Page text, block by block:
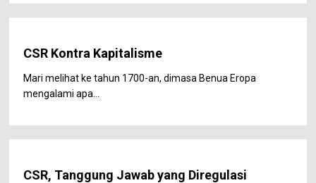
CSR Kontra Kapitalisme
Mari melihat ke tahun 1700-an, dimasa Benua Eropa
mengalami apa...
CSR, Tanggung Jawab yang Diregulasi